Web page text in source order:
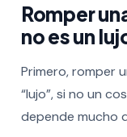
Romper
no es un
Primero, romper
“lujo”, si no un
depende mucho